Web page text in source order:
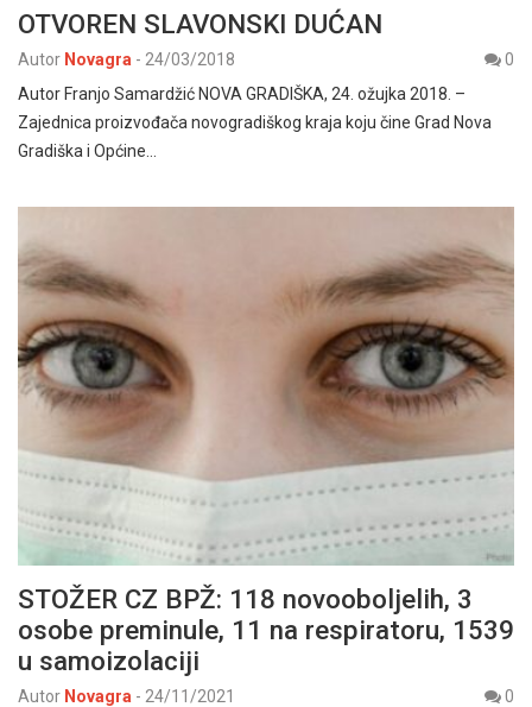
OTVOREN SLAVONSKI DUĆAN
Autor Novagra - 24/03/2018
0
Autor Franjo Samardžić NOVA GRADIŠKA, 24. ožujka 2018. –
Zajednica proizvođača novogradiškog kraja koju čine Grad Nova
Gradiška i Općine…
STOŽER CZ BPŽ: 118 novooboljelih, 3
osobe preminule, 11 na respiratoru, 1539
u samoizolaciji
Autor Novagra - 24/11/2021
0